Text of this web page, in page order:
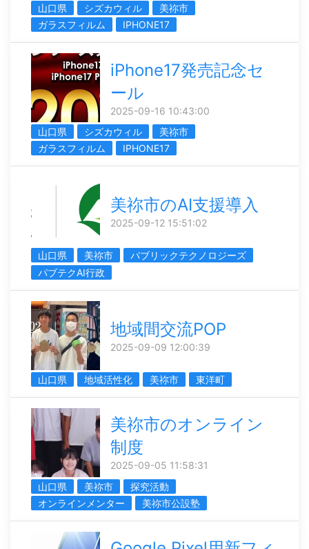
山口県 シズカウィル
美祢市
ガラスフィルム
IPHONE17
iPhone17発売記念セ
ール
2025-09-16 10:43:00
山口県
シズカウィル
美祢市
ガラスフィルム
IPHONE17
美祢市のAI支援導入
2025-09-12 15:51:02
山口県 美祢市
パブリックテクノロジーズ
パブテクAI行政
地域間交流POP
2025-09-09 12:00:39
山口県 地域活性化 美祢市 東洋町
美祢市のオンライン
制度
2025-09-05 11:58:31
山口県
美祢市
探究活動
オンラインメンター
美祢市公設塾